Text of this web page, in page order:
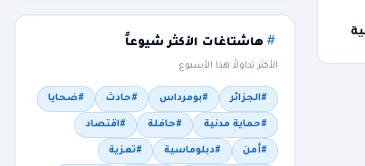
هاشتاغات الأكثر شيوعاً
الأكثر تداولاً هذا الأسبوع
#الجزائر #بومرداس #حادث #ضحايا
#حماية مدنية #حافلة #اقتصاد
#أمن #دبلوماسية #تعزية